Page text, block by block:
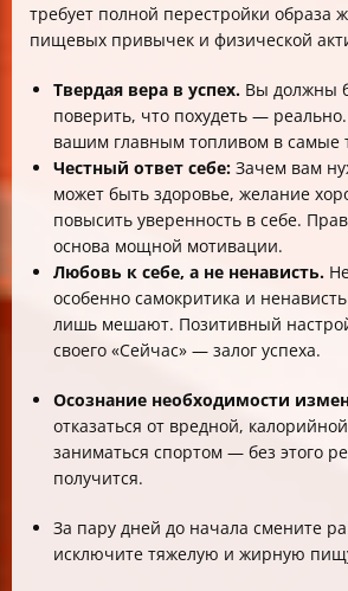
требует полной перестройки образа
пищевых привычек и физической
Твердая вера в успех. Вы должны
поверить, что похудеть —
вашим главным топливом в самые
Честный ответ себе: Зачем вам
может быть здоровье, желание
повысить уверенность в себе.
основа мощной мотивации.
Любовь к себе, а не ненависть.
особенно самокритика и
лишь мешают. Позитивный
своего «Сейчас» — залог успеха.
Осознание необходимости
отказаться от вредной,
заниматься спортом — без этого
получится.
За пару дней до начала смените
исключите тяжелую и жирную